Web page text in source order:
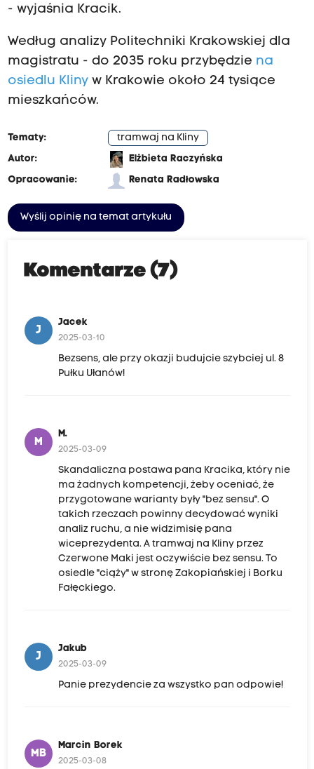
- wyjaśnia Kracik.
Według analizy Politechniki Krakowskiej dla
magistratu - do 2035 roku przybędzie na
osiedlu Klinyw Krakowie około 24 tysiące
mieszkańców.
Tematy:
tramwaj na Kliny
Autor:
Elżbieta Raczyńska
Opracowanie:
Renata Radłowska
Wyślij opinię na temat artykułu
Komentarze (7)
J
Jacek
2025-03-10
Bezsens, ale przy okazji budujcie szybciej ul. 8
Pułku Ułanów!
M
M.
2025-03-09
Skandaliczna postawa pana Kracika, który nie
ma żadnych kompetencji, żeby oceniać, że
przygotowane warianty były "bez sensu". O
takich rzeczach powinny decydować wyniki
analiz ruchu, a nie widzimisię pana
wiceprezydenta. A tramwaj na Kliny przez
Czerwone Maki jest oczywiście bez sensu. To
osiedle "ciąży" w stronę Zakopiańskiej i Borku
Fałęckiego.
J
Jakub
2025-03-09
Panie prezydencie za wszystko pan odpowie!
MB
Marcin Borek
2025-03-08